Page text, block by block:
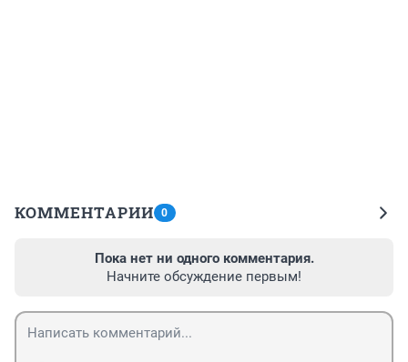
КОММЕНТАРИИ 0
Пока нет ни одного комментария.
Начните обсуждение первым!